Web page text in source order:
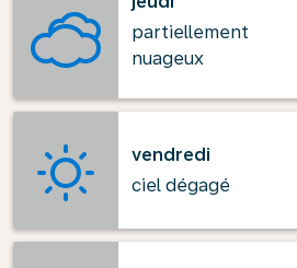
partiellement
nuageux
vendredi
ciel dégagé